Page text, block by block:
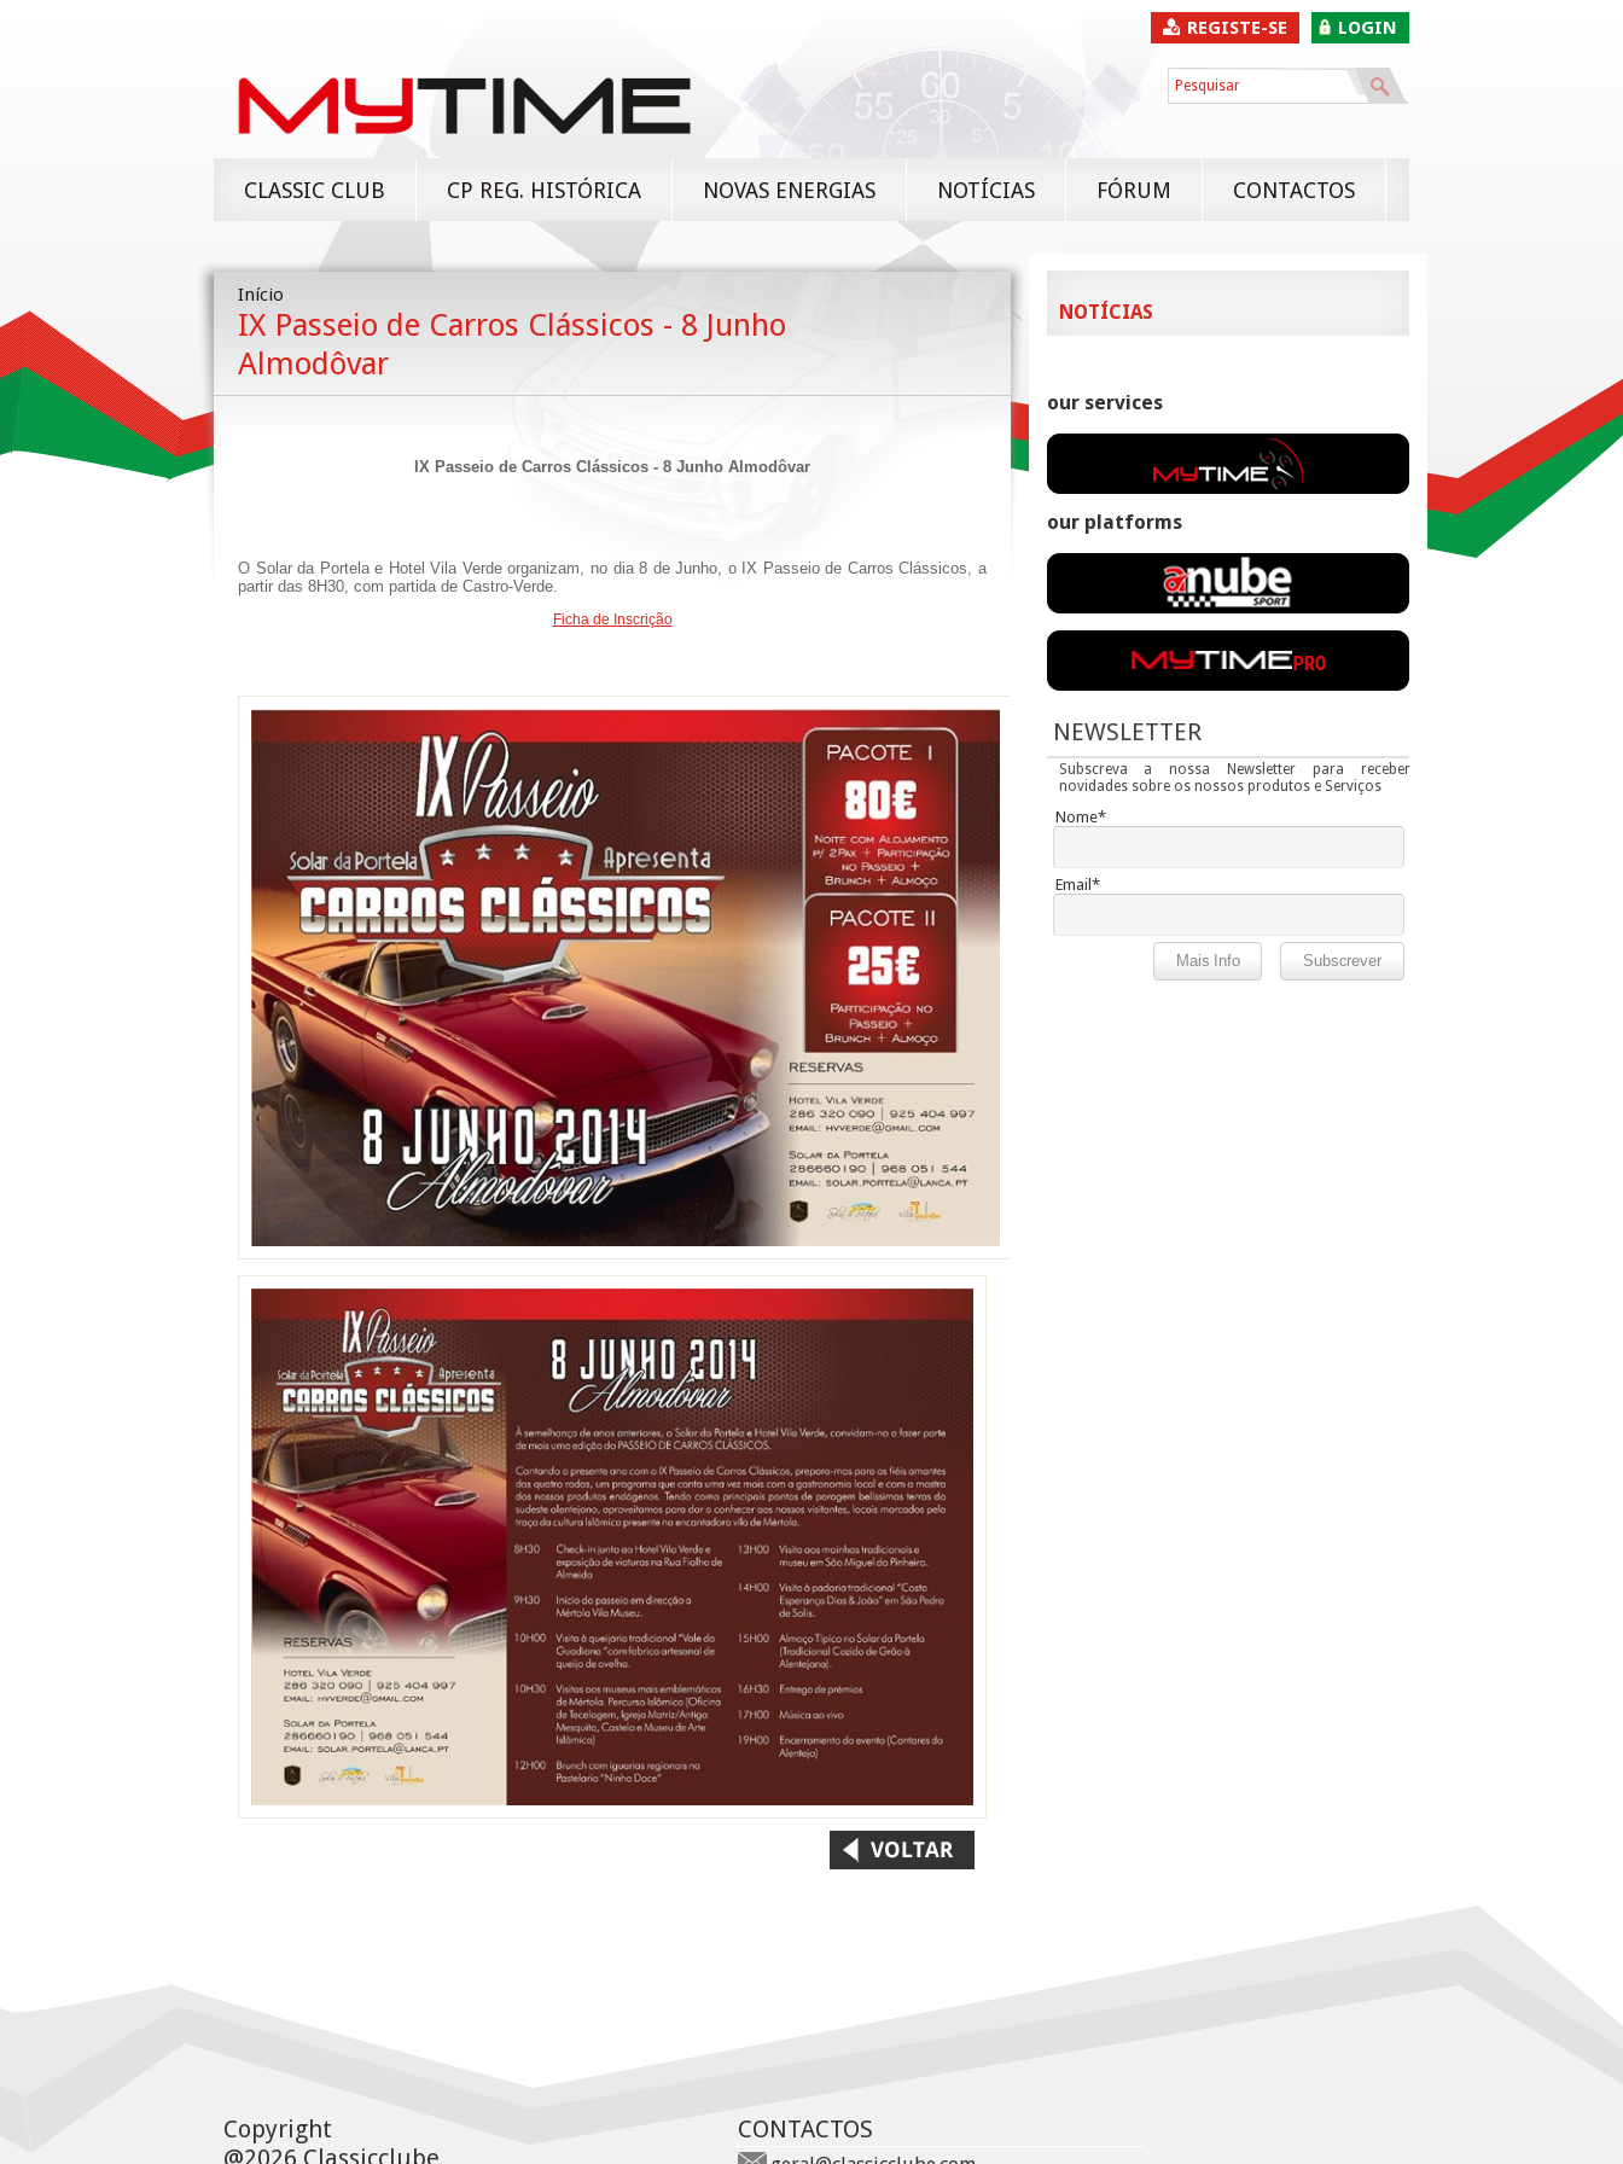
LOGIN
REGISTE-SE
CLASSIC CLUB CP REG. HISTÓRICA NOVAS ENERGIAS NOTÍCIAS FÓRUM CONTACTOS
Início
IX Passeio de Carros Clássicos - 8 Junho
Almodôvar
IX Passeio de Carros Clássicos - 8 Junho Almodôvar
O Solar da Portela e Hotel Vila Verde organizam, no dia 8 de Junho, o IX Passeio de Carros Clássicos, a
partir das 8H30, com partida de Castro-Verde.
Ficha de Inscrição
NOTÍCIAS
our services
our platforms
NEWSLETTER
Subscreva a nossa Newsletter para receber
novidades sobre os nossos produtos e Serviços
Nome*
Email*
Copyright
CONTACTOS